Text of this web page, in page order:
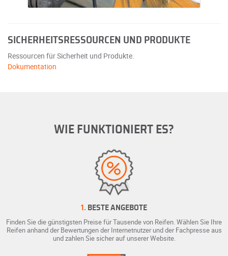
SICHERHEITSRESSOURCEN UND PRODUKTE
Ressourcen für Sicherheit und Produkte.
Dokumentation
WIE FUNKTIONIERT ES?
1. BESTE ANGEBOTE
Finden Sie die günstigsten Preise für Tausende von Reifen. Wählen Sie Ihre
Reifen anhand der Bewertungen der Internetnutzer und der Fachpresse aus
und zahlen Sie sicher auf unserer Website.